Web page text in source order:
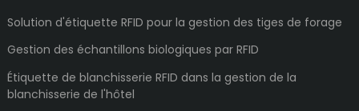
Solution d'étiquette RFID pour la gestion des tiges de forage
Gestion des échantillons biologiques par RFID
Étiquette de blanchisserie RFID dans la gestion de la
blanchisserie de l'hôtel